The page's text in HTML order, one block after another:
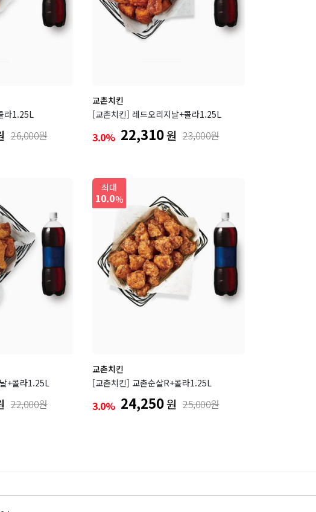
라1.25L
26,000원
교촌치킨
[교촌치킨] 레드오리지날+콜라1.25L
3.0% 22,310원 23,000원
+콜라1.25L
22,000원
최대
10.0%
교촌치킨
[교촌치킨] 교촌순살R+콜라1.25L
3.0% 24,250원 25,000원